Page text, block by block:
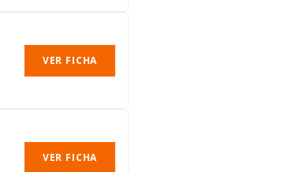
VER FICHA
VER FICHA